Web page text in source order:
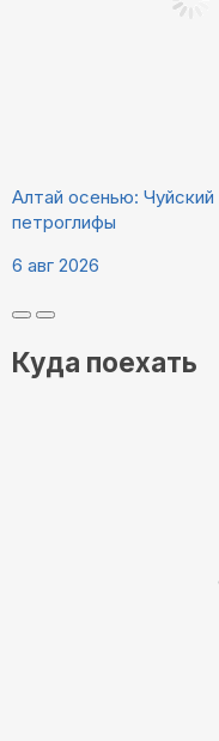
Алтай осенью:
петроглифы
6 авг 2026
Куда поехать